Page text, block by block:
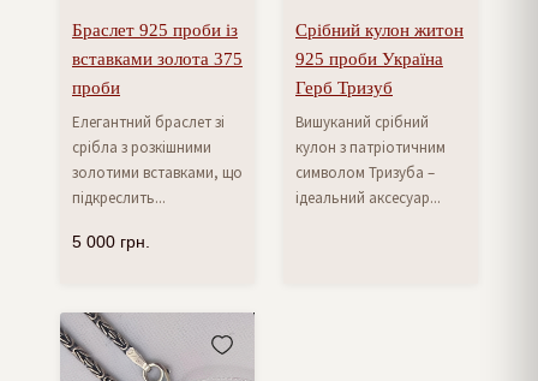
Браслет 925 проби із
вставками золота 375
проби
Елегантний браслет зі
срібла з розкішними
золотими вставками, що
підкреслить...
5 000 грн.
Срібний кулон житон
925 проби Україна
Герб Тризуб
Вишуканий срібний
кулон з патріотичним
символом Тризуба –
ідеальний аксесуар...